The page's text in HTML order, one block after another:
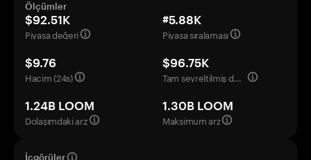
Ölçümler
$92.51K
Piyasa değeri
#5.88K
Piyasa sıralaması
$9.76
Hacim (24s)
$96.75K
Tam seyreltilmiş değerleme
1.24B LOOM
Dolaşımdaki arz
1.30B LOOM
Maksimum arz
İçgörüler